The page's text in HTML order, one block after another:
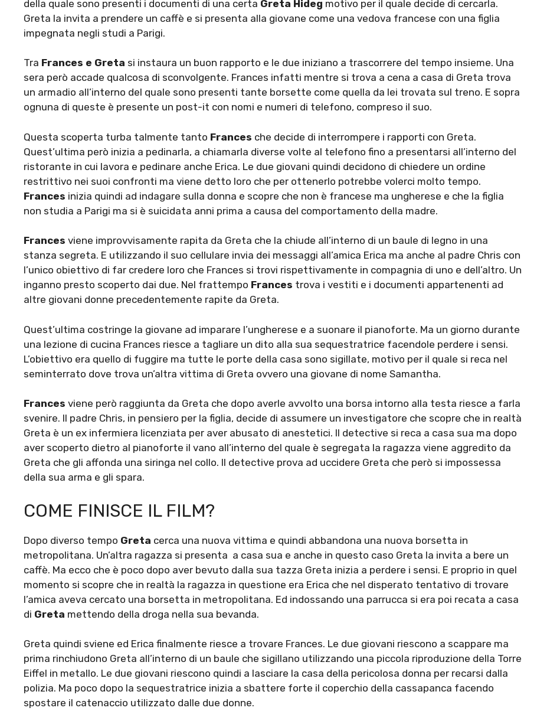
della quale sono presenti i documenti di una certa Greta Hideg motivo per il quale decide di cercarla.
Greta la invita a prendere un caffè e si presenta alla giovane come una vedova francese con una figlia
impegnata negli studi a Parigi.
Tra Frances e Greta si instaura un buon rapporto e le due iniziano a trascorrere del tempo insieme. Una
sera però accade qualcosa di sconvolgente. Frances infatti mentre si trova a cena a casa di Greta trova
un armadio all’interno del quale sono presenti tante borsette come quella da lei trovata sul treno. E sopra
ognuna di queste è presente un post-it con nomi e numeri di telefono, compreso il suo.
Questa scoperta turba talmente tanto Frances che decide di interrompere i rapporti con Greta.
Quest’ultima però inizia a pedinarla, a chiamarla diverse volte al telefono fino a presentarsi all’interno del
ristorante in cui lavora e pedinare anche Erica. Le due giovani quindi decidono di chiedere un ordine
restrittivo nei suoi confronti ma viene detto loro che per ottenerlo potrebbe volerci molto tempo.
Frances inizia quindi ad indagare sulla donna e scopre che non è francese ma ungherese e che la figlia
non studia a Parigi ma si è suicidata anni prima a causa del comportamento della madre.
Frances viene improvvisamente rapita da Greta che la chiude all’interno di un baule di legno in una
stanza segreta. E utilizzando il suo cellulare invia dei messaggi all’amica Erica ma anche al padre Chris con
l’unico obiettivo di far credere loro che Frances si trovi rispettivamente in compagnia di uno e dell’altro. Un
inganno presto scoperto dai due. Nel frattempo Frances trova i vestiti e i documenti appartenenti ad
altre giovani donne precedentemente rapite da Greta.
Quest’ultima costringe la giovane ad imparare l’ungherese e a suonare il pianoforte. Ma un giorno durante
una lezione di cucina Frances riesce a tagliare un dito alla sua sequestratrice facendole perdere i sensi.
L’obiettivo era quello di fuggire ma tutte le porte della casa sono sigillate, motivo per il quale si reca nel
seminterrato dove trova un’altra vittima di Greta ovvero una giovane di nome Samantha.
Frances viene però raggiunta da Greta che dopo averle avvolto una borsa intorno alla testa riesce a farla
svenire. Il padre Chris, in pensiero per la figlia, decide di assumere un investigatore che scopre che in realtà
Greta è un ex infermiera licenziata per aver abusato di anestetici. Il detective si reca a casa sua ma dopo
aver scoperto dietro al pianoforte il vano all’interno del quale è segregata la ragazza viene aggredito da
Greta che gli affonda una siringa nel collo. Il detective prova ad uccidere Greta che però si impossessa
della sua arma e gli spara.
COME FINISCE IL FILM?
Dopo diverso tempo Greta cerca una nuova vittima e quindi abbandona una nuova borsetta in
metropolitana. Un’altra ragazza si presenta a casa sua e anche in questo caso Greta la invita a bere un
caffè. Ma ecco che è poco dopo aver bevuto dalla sua tazza Greta inizia a perdere i sensi. E proprio in quel
momento si scopre che in realtà la ragazza in questione era Erica che nel disperato tentativo di trovare
l’amica aveva cercato una borsetta in metropolitana. Ed indossando una parrucca si era poi recata a casa
di Greta mettendo della droga nella sua bevanda.
Greta quindi sviene ed Erica finalmente riesce a trovare Frances. Le due giovani riescono a scappare ma
prima rinchiudono Greta all’interno di un baule che sigillano utilizzando una piccola riproduzione della Torre
Eiffel in metallo. Le due giovani riescono quindi a lasciare la casa della pericolosa donna per recarsi dalla
polizia. Ma poco dopo la sequestratrice inizia a sbattere forte il coperchio della cassapanca facendo
spostare il catenaccio utilizzato dalle due donne.